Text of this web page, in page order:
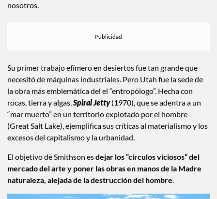
nosotros.
Su primer trabajo efímero en desiertos fue tan grande que
necesitó de máquinas industriales. Pero Utah fue la sede de
la obra más emblemática del el “entropólogo”. Hecha con
rocas, tierra y algas, Spiral Jetty(1970), que se adentra a un
“mar muerto” en un territorio explotado por el hombre
(Great Salt Lake), ejemplifica sus críticas al materialismo y los
excesos del capitalismo y la urbanidad.
El objetivo de Smithson esdejar los “círculos viciosos” del
mercado del arte y poner las obras en manos de la Madre
naturaleza, alejada de la destrucción del hombre